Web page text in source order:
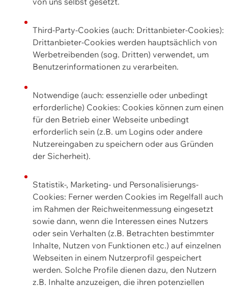
Third-Party-Cookies (auch: Drittanbieter-Cookies):
Drittanbieter-Cookies werden hauptsächlich von
Werbetreibenden (sog. Dritten) verwendet, um
Benutzerinformationen zu verarbeiten.
Notwendige (auch: essenzielle oder unbedingt
erforderliche) Cookies: Cookies können zum einen
für den Betrieb einer Webseite unbedingt
erforderlich sein (z.B. um Logins oder andere
Nutzereingaben zu speichern oder aus Gründen
der Sicherheit).
Statistik-, Marketing- und Personalisierungs-
Cookies: Ferner werden Cookies im Regelfall auch
im Rahmen der Reichweitenmessung eingesetzt
sowie dann, wenn die Interessen eines Nutzers
oder sein Verhalten (z.B. Betrachten bestimmter
Inhalte, Nutzen von Funktionen etc.) auf einzelnen
Webseiten in einem Nutzerprofil gespeichert
werden. Solche Profile dienen dazu, den Nutzern
z.B. Inhalte anzuzeigen, die ihren potenziellen